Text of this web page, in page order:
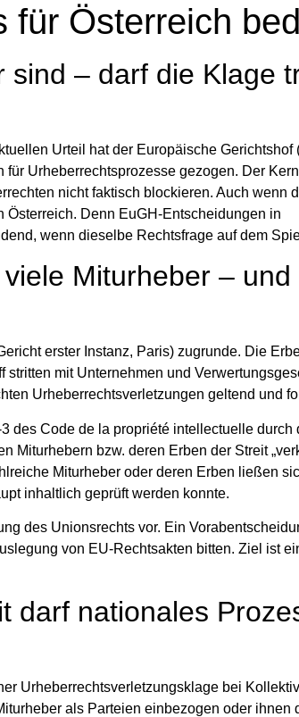
für Österreich
– darf die Klage
Urteil hat der Europäische Gerichtshof
Urheberrechtsprozesse gezogen. Der
nicht faktisch blockieren. Auch wenn
Österreich. Denn EuGH-Entscheidungen in
wenn dieselbe Rechtsfrage auf dem
Miturheber – und
erster Instanz, Paris) zugrunde. Die
stritten mit Unternehmen und
Urheberrechtsverletzungen geltend und
des Code de la propriété intellectuelle
bzw. deren Erben der Streit
Miturheber oder deren Erben ließen
inhaltlich geprüft werden konnte.
des Unionsrechts vor. Ein
von EU-Rechtsakten bitten. Ziel ist
darf nationales
Urheberrechtsverletzungsklage bei
als Parteien einbezogen oder ihnen